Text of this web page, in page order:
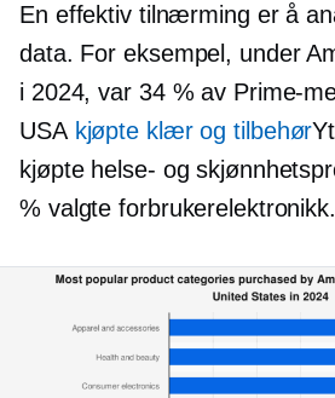
En effektiv tilnærming er å
data. For eksempel, under
i 2024, var 34 % av Prime-
USA kjøpte klær og tilbehør
kjøpte helse- og
% valgte forbrukerelektronikk.